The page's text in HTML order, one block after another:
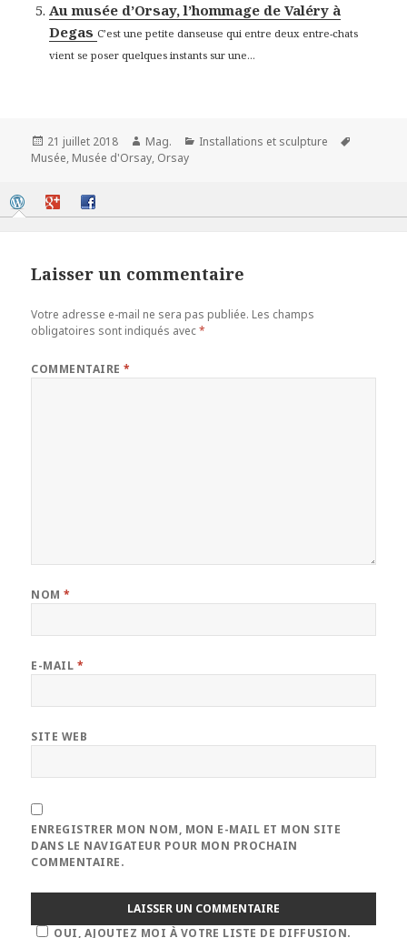
Au musée d’Orsay, l’hommage de Valéry à
Degas C’est une petite danseuse qui entre deux entre-chats
vient se poser quelques instants sur une...
Publié
le
21 juillet 2018 Auteur
Mag. Catégories
Installations et sculpture
Musée, Musée d'Orsay, Orsay
Laisser un commentaire
Votre adresse e-mail ne sera pas publiée. Les champs
obligatoires sont indiqués avec*
COMMENTAIRE*
NOM*
E-MAIL *
SITE WEB
ENREGISTRER MON NOM, MON E-MAIL ET MON SITE
DANS LE NAVIGATEUR POUR MON PROCHAIN
COMMENTAIRE.
OUI, AJOUTEZ MOI À VOTRE LISTE DE DIFFUSION.